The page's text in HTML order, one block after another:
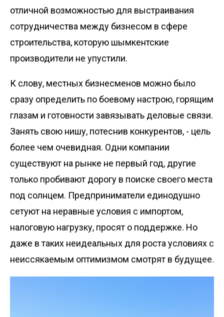
отличной возможностью для выстраивания
сотрудничества между бизнесом в сфере
строительства, которую шымкентские
производители не упустили.
К слову, местных бизнесменов можно было
сразу определить по боевому настрою, горящим
глазам и готовности завязывать деловые связи.
Занять свою нишу, потеснив конкурентов, - цель
более чем очевидная. Одни компании
существуют на рынке не первый год, другие
только пробивают дорогу в поиске своего места
под солнцем. Предприниматели единодушно
сетуют на неравные условия с импортом,
налоговую нагрузку, просят о поддержке. Но
даже в таких неидеальных для роста условиях с
неиссякаемым оптимизмом смотрят в будущее.